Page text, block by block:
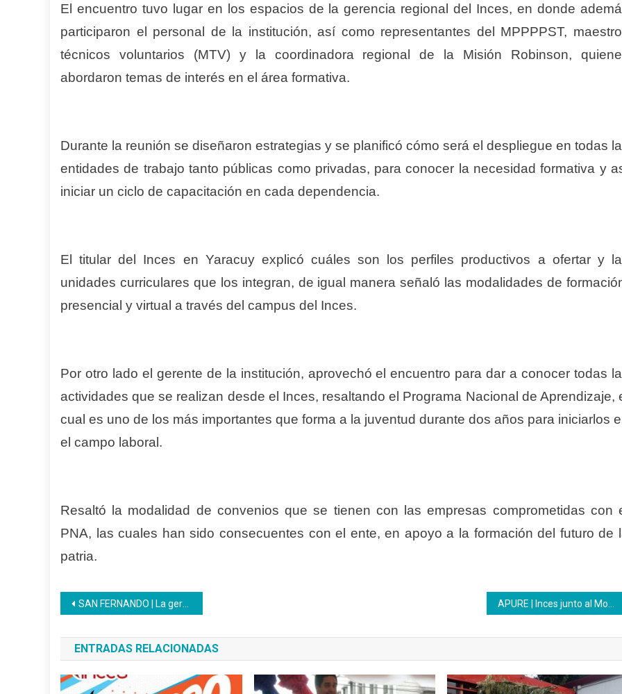
El encuentro tuvo lugar en los espacios de la gerencia regional del Inces, en donde
participaron el personal de la institución, así como representantes del MPPPPST,
técnicos voluntarios (MTV) y la coordinadora regional de la Misión Robinson,
abordaron temas de interés en el área formativa.
Durante la reunión se diseñaron estrategias y se planificó cómo será el despliegue en todas
entidades de trabajo tanto públicas como privadas, para conocer la necesidad formativa y
iniciar un ciclo de capacitación en cada dependencia.
El titular del Inces en Yaracuy explicó cuáles son los perfiles productivos a ofertar y
unidades curriculares que los integran, de igual manera señaló las modalidades de
presencial y virtual a través del campus del Inces.
Por otro lado el gerente de la institución, aprovechó el encuentro para dar a conocer todas
actividades que se realizan desde el Inces, resaltando el Programa Nacional de Aprendizaje,
cual es uno de los más importantes que forma a la juventud durante dos años para iniciarlos
el campo laboral.
Resaltó la modalidad de convenios que se tienen con las empresas comprometidas con
PNA, las cuales han sido consecuentes con el ente, en apoyo a la formación del futuro de
patria.
Navegación
de
entradas
SAN FERNANDO | La gerencia regional Inces Apure se encuentra desplegada en el municipio Achaguas
ENTRADAS RELACIONADAS